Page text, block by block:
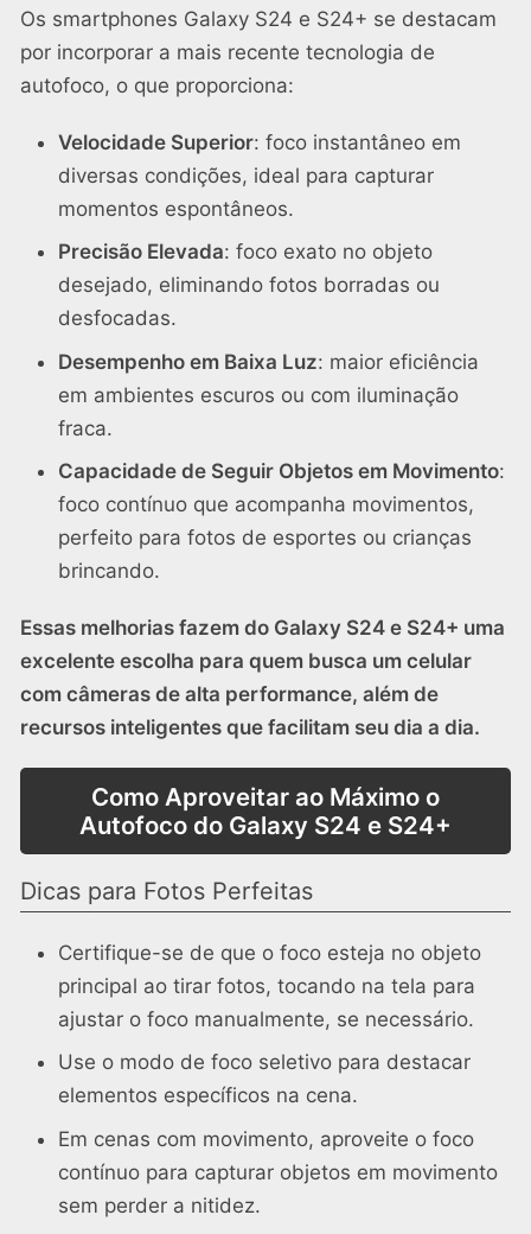
Os smartphones Galaxy S24 e S24+ se destacam
por incorporar a mais recente tecnologia de
autofoco, o que proporciona:
Velocidade Superior: foco instantâneo em
diversas condições, ideal para capturar
momentos espontâneos.
Precisão Elevada: foco exato no objeto
desejado, eliminando fotos borradas ou
desfocadas.
Desempenho em Baixa Luz: maior eficiência
em ambientes escuros ou com iluminação
fraca.
Capacidade de Seguir Objetos em Movimento:
foco contínuo que acompanha movimentos,
perfeito para fotos de esportes ou crianças
brincando.
Essas melhorias fazem do Galaxy S24 e S24+ uma
excelente escolha para quem busca um celular
com câmeras de alta performance, além de
recursos inteligentes que facilitam seu dia a dia.
Como Aproveitar ao Máximo o
Autofoco do Galaxy S24 e S24+
Dicas para Fotos Perfeitas
Certifique-se de que o foco esteja no objeto
principal ao tirar fotos, tocando na tela para
ajustar o foco manualmente, se necessário.
Use o modo de foco seletivo para destacar
elementos específicos na cena.
Em cenas com movimento, aproveite o foco
contínuo para capturar objetos em movimento
sem perder a nitidez.